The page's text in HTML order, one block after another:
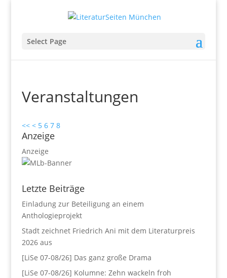
Select Page
Veranstaltungen
<< < 5 6 7 8
Anzeige
Anzeige
Letzte Beiträge
Einladung zur Beteiligung an einem
Anthologieprojekt
Stadt zeichnet Friedrich Ani mit dem Literaturpreis
2026 aus
[LiSe 07-08/26] Das ganz große Drama
[LiSe 07-08/26] Kolumne: Zehn wackeln froh